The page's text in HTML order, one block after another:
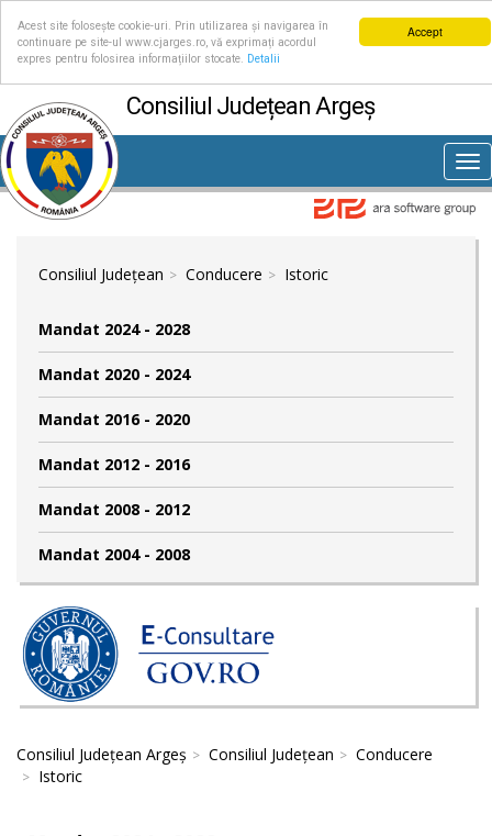
Accept
Acest site folosește cookie-uri. Prin utilizarea și navigarea în
continuare pe site-ul www.cjarges.ro, vă exprimați acordul
expres pentru folosirea informațiilor stocate.
Detalii
Consiliul Județean Argeș
Consiliul Județean Conducere Istoric
Mandat 2024 - 2028
Mandat 2020 - 2024
Mandat 2016 - 2020
Mandat 2012 - 2016
Mandat 2008 - 2012
Mandat 2004 - 2008
Consiliul Județean Argeș Consiliul Județean
Conducere
Istoric